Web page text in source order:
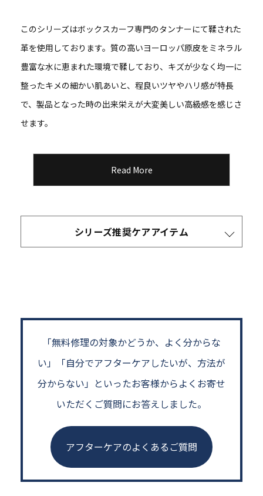
このシリーズはボックスカーフ専門のタンナーにて鞣された
革を使用しております。質の高いヨーロッパ原皮をミネラル
豊富な水に恵まれた環境で鞣しており、キズが少なく均一に
整ったキメの細かい肌あいと、程良いツヤやハリ感が特長
で、製品となった時の出来栄えが大変美しい高級感を感じさ
せます。
Read More
シリーズ推奨ケアアイテム
「無料修理の対象かどうか、よく分からな
い」
「自分でアフターケアしたいが、方法が
分からない」といったお客様からよくお寄せ
いただくご質問にお答えしました。
アフターケアのよくあるご質問